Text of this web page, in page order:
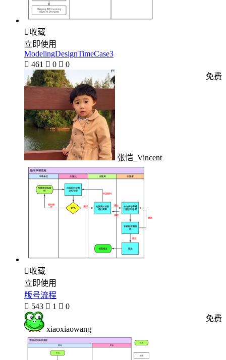
收藏
立即使用
ModelingDesignTimeCase3
 461  0  0
张恺_Vincent
免费
收藏
立即使用
版号流程
 543  1  0
xiaoxiaowang
免费